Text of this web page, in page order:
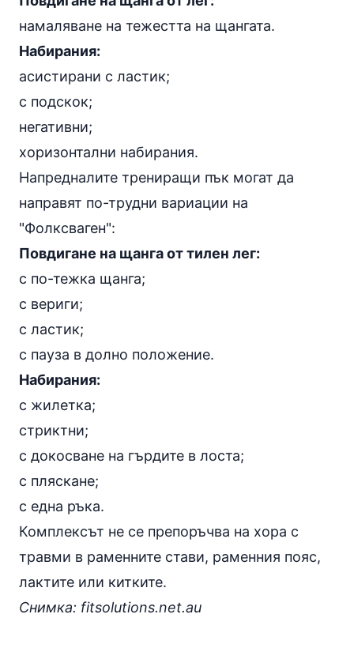
намаляване на тежестта на щангата.
Набирания:
асистирани с ластик;
с подскок;
негативни;
хоризонтални набирания.
Напредналите трениращи пък могат да
направят по-трудни вариации на
"Фолксваген":
Повдигане на щанга от тилен лег:
с по-тежка щанга;
с вериги;
с ластик;
с пауза в долно положение.
Набирания:
с жилетка;
стриктни;
с докосване на гърдите в лоста;
с пляскане;
с една ръка.
Комплексът не се препоръчва на хора с
травми в раменните стави, раменния пояс,
лактите или китките.
Снимка: fitsolutions.net.au